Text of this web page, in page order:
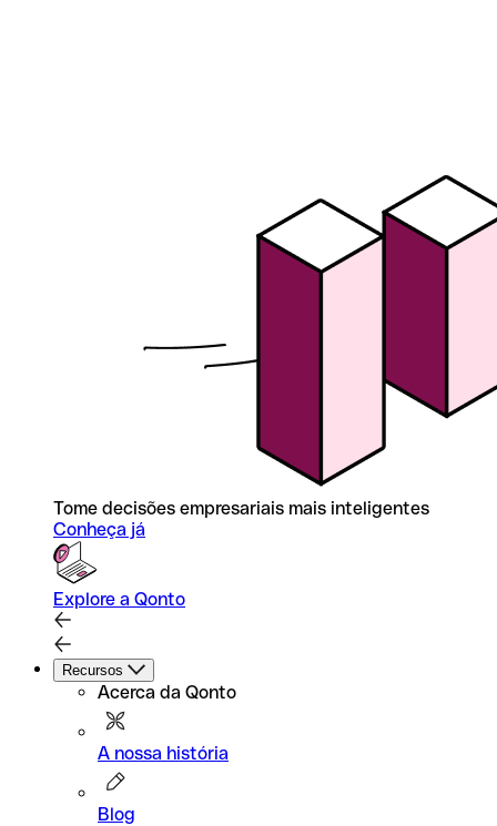
Tome decisões empresariais mais inteligentes
Conheça já
Explore a Qonto
Recursos
Acerca da Qonto
A nossa história
Blog